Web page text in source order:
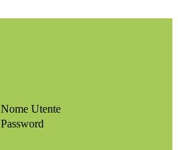
Nome Utente
Password